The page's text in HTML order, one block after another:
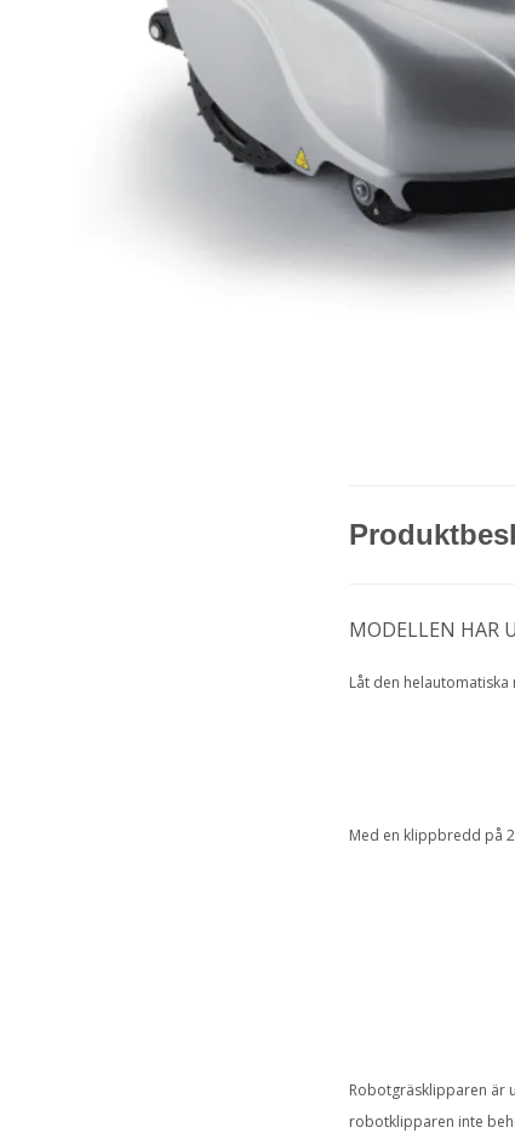
MODELLEN HAR
Låt den
Med en klippbredd på
Robotgräsklipparen är
robotklipparen inte